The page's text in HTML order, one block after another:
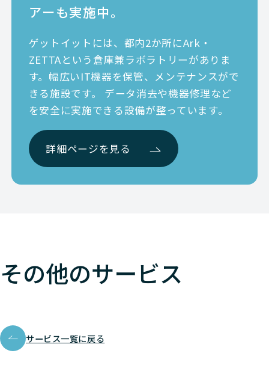
アーも実施中。
ゲットイットには、都内2か所にArk・
ZETTAという倉庫兼ラボラトリーがありま
す。幅広いIT機器を保管、メンテナンスがで
きる施設です。 データ消去や機器修理など
を安全に実施できる設備が整っています。
詳細ページを見る
その他のサービス
サービス一覧に戻る